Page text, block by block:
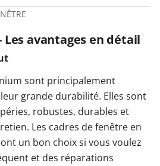
Les avantages en détail
sont principalement
grande durabilité. Elles sont
robustes, durables et
Les cadres de fenêtre en
un bon choix si vous voulez
et des réparations